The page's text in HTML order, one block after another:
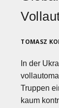
TOMASZ
In der
Truppen
kaum